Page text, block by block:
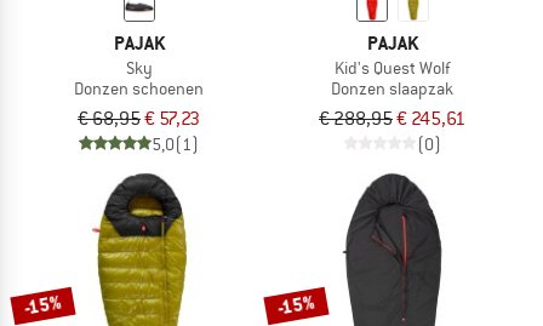
PAJAK
Sky
Donzen schoenen
€ 68,95€ 57,23
5,0(1)
PAJAK
Kid's Quest Wolf
Donzen slaapzak
€ 288,95€ 245,61
(0)
-15% -15%